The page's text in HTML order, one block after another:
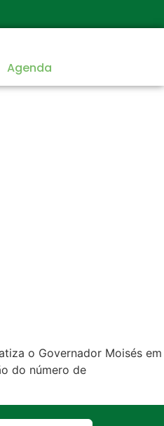
Agenda
o Governador Moisés em
do número de